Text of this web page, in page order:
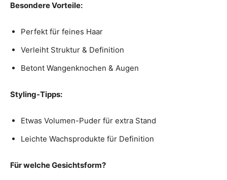
Besondere Vorteile:
Perfekt für feines Haar
Verleiht Struktur & Definition
Betont Wangenknochen & Augen
Styling-Tipps:
Etwas Volumen-Puder für extra Stand
Leichte Wachsprodukte für Definition
Für welche Gesichtsform?